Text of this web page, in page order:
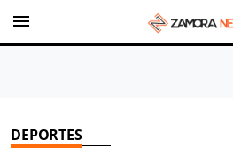
menu
DEPORTES